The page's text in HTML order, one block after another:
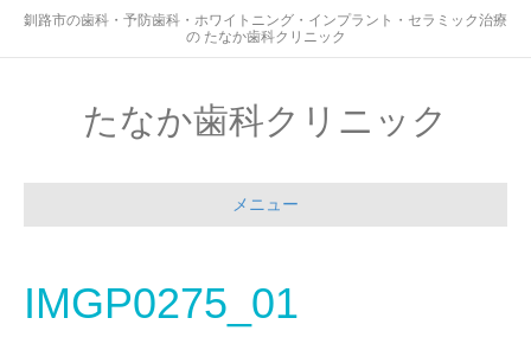
釧路市の歯科・予防歯科・ホワイトニング・インプラント・セラミック治療
の たなか歯科クリニック
たなか歯科クリニック
メニュー
IMGP0275_01